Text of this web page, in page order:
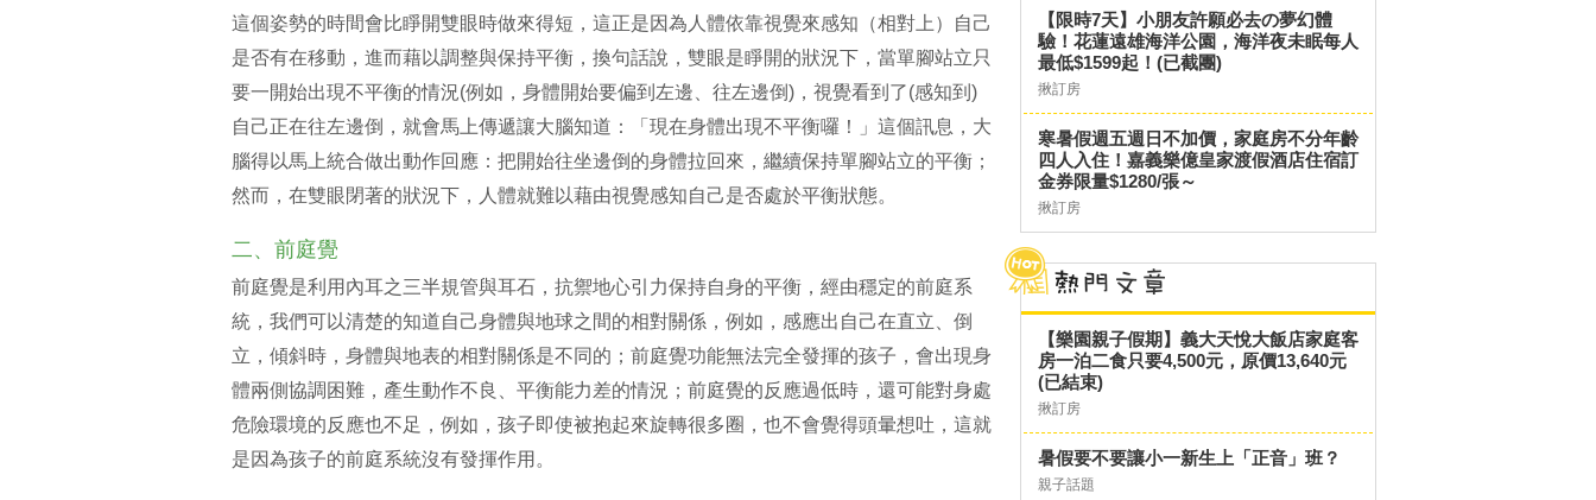
這個姿勢的時間會比睜開雙眼時做來得短，這正是因為人體依靠視覺來感知（相對上）自己
是否有在移動，進而藉以調整與保持平衡，換句話說，雙眼是睜開的狀況下，當單腳站立只
要一開始出現不平衡的情況(例如，身體開始要偏到左邊、往左邊倒)，視覺看到了(感知到)
自己正在往左邊倒，就會馬上傳遞讓大腦知道：「現在身體出現不平衡囉！」這個訊息，大
腦得以馬上統合做出動作回應：把開始往坐邊倒的身體拉回來，繼續保持單腳站立的平衡；
然而，在雙眼閉著的狀況下，人體就難以藉由視覺感知自己是否處於平衡狀態。
二、前庭覺
前庭覺是利用內耳之三半規管與耳石，抗禦地心引力保持自身的平衡，經由穩定的前庭系
統，我們可以清楚的知道自己身體與地球之間的相對關係，例如，感應出自己在直立、倒
立，傾斜時，身體與地表的相對關係是不同的；前庭覺功能無法完全發揮的孩子，會出現身
體兩側協調困難，產生動作不良、平衡能力差的情況；前庭覺的反應過低時，還可能對身處
危險環境的反應也不足，例如，孩子即使被抱起來旋轉很多圈，也不會覺得頭暈想吐，這就
是因為孩子的前庭系統沒有發揮作用。
【限時7天】小朋友許願必去の夢幻體
驗！花蓮遠雄海洋公園，海洋夜未眠每人
最低$1599起！(已截團)
揪訂房
寒暑假週五週日不加價，家庭房不分年齡
四人入住！嘉義樂億皇家渡假酒店住宿訂
金券限量$1280/張～
揪訂房
【樂園親子假期】義大天悅大飯店家庭客
房一泊二食只要4,500元，原價13,640元
(已結束)
揪訂房
暑假要不要讓小一新生上「正音」班？
親子話題